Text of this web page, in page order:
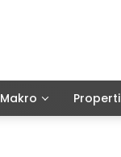
Makro Properti